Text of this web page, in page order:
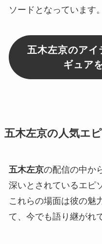
ソードとなっています。
五木左京のアイ
ギュア
五木左京の人気エ
五木左京の配信の中か
深いとされているエピ
これらの場面は彼の魅
て、今でも語り継がれ